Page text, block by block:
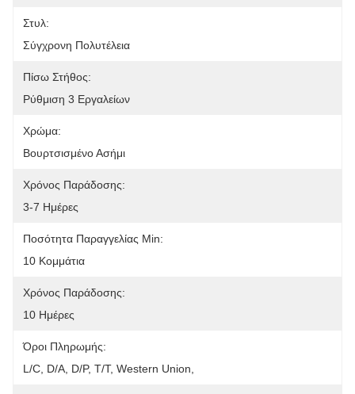
Στυλ:
Σύγχρονη Πολυτέλεια
Πίσω Στήθος:
Ρύθμιση 3 Εργαλείων
Χρώμα:
Βουρτσισμένο Ασήμι
Χρόνος Παράδοσης:
3-7 Ημέρες
Ποσότητα Παραγγελίας Min:
10 Κομμάτια
Χρόνος Παράδοσης:
10 Ημέρες
Όροι Πληρωμής:
L/C, D/A, D/P, T/T, Western Union,